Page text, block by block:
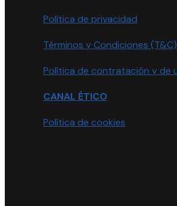
Política de privacidad
Términos y Condiciones (T&C)
Política de contratación y de
CANAL ÉTICO
Política de cookies